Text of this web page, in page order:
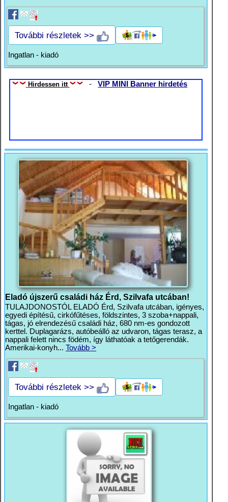
További részletek >>
Ingatlan - kiadó
Hirdessen itt -VIP MINI Banner hirdetés
Eladó újszerű családi ház Érd, Szilvafa utcában!
TULAJDONOSTÓL ELADÓ Érd, Szilvafa utcában, igényes,
egyedi építésű, cirkófűtéses, földszintes, 3 szoba+nappali,
tágas, jó elrendezésű családi ház, 680 nm-es gondozott
kerttel. Duplagarázs, autóbeálló az udvaron, tágas terasz, a
nappali felett nincs födém, így láthatóak a tetőgerendák.
Amerikai-konyh... Tovább >
További részletek >>
Ingatlan - kiadó